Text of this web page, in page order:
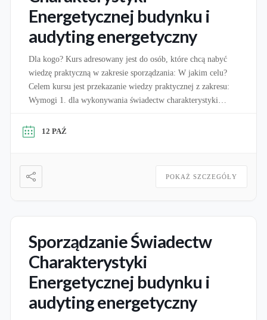
Energetycznej budynku i
audyting energetyczny
Dla kogo? Kurs adresowany jest do osób, które chcą nabyć
wiedzę praktyczną w zakresie sporządzania: W jakim celu?
Celem kursu jest przekazanie wiedzy praktycznej z zakresu:
Wymogi 1. dla wykonywania świadectw charakterystyki
energetycznej budynków świadectwa charakterystyki
12 PAŹ
POKAŻ SZCZEGÓŁY
Sporządzanie Świadectw
Charakterystyki
Energetycznej budynku i
audyting energetyczny